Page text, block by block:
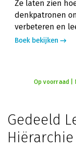
Ze laten zien
denkpatronen
verbeteren en
Boek bekijken
Op voorraad |
Gedeeld